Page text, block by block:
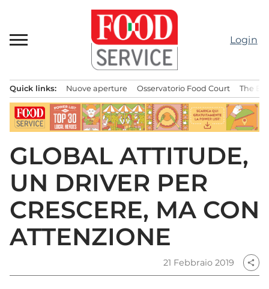
contenuto
Login
principale
Quick links: Nuove aperture Osservatorio Food Court The
GLOBAL ATTITUDE,
UN DRIVER PER
CRESCERE, MA CON
ATTENZIONE
21 Febbraio 2019 share